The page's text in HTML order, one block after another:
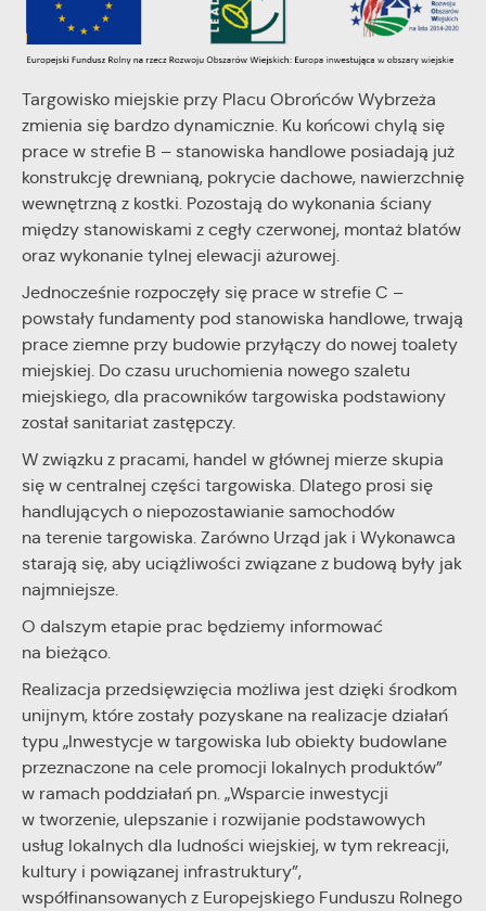
Targowisko miejskie przy Placu Obrońców Wybrzeża
zmienia się bardzo dynamicznie. Ku końcowi chylą się
prace w strefie B – stanowiska handlowe posiadają już
konstrukcję drewnianą, pokrycie dachowe, nawierzchnię
wewnętrzną z kostki. Pozostają do wykonania ściany
między stanowiskami z cegły czerwonej, montaż blatów
oraz wykonanie tylnej elewacji ażurowej.
Jednocześnie rozpoczęły się prace w strefie C –
powstały fundamenty pod stanowiska handlowe, trwają
prace ziemne przy budowie przyłączy do nowej toalety
miejskiej. Do czasu uruchomienia nowego szaletu
miejskiego, dla pracowników targowiska podstawiony
został sanitariat zastępczy.
W związku z pracami, handel w głównej mierze skupia
się w centralnej części targowiska. Dlatego prosi się
handlujących o niepozostawianie samochodów
na terenie targowiska. Zarówno Urząd jak i Wykonawca
starają się, aby uciążliwości związane z budową były jak
najmniejsze.
O dalszym etapie prac będziemy informować
na bieżąco.
Realizacja przedsięwzięcia możliwa jest dzięki środkom
unijnym, które zostały pozyskane na realizacje działań
typu „Inwestycje w targowiska lub obiekty budowlane
przeznaczone na cele promocji lokalnych produktów”
w ramach poddziałań pn. „Wsparcie inwestycji
w tworzenie, ulepszanie i rozwijanie podstawowych
usług lokalnych dla ludności wiejskiej, w tym rekreacji,
kultury i powiązanej infrastruktury”,
współfinansowanych z Europejskiego Funduszu Rolnego
stronach podmiotów trzecich lub firm będących naszymi
partnerami oraz innych dostawców usług. Firmy te działają w
charakterze pośredników prezentujących nasze treści w
postaci wiadomości, ofert, komunikatów mediów
społecznościowych.